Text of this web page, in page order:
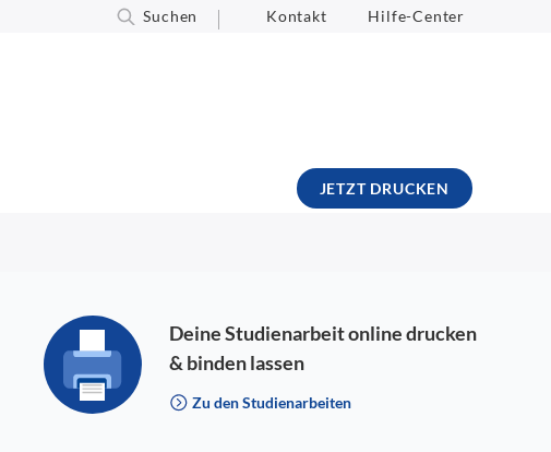
Suchen Kontakt Hilfe-Center
JETZT DRUCKEN
Deine Studienarbeit online drucken
& binden lassen
Zu den Studienarbeiten